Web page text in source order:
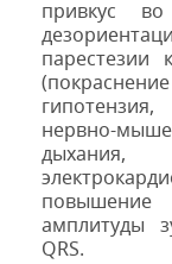
привкус
парестезии
нервно-
дыхания,
амплитуды
QRS.